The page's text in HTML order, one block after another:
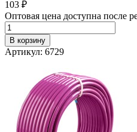
103 ₽
Оптовая цена доступна после
В корзину
Артикул: 6729